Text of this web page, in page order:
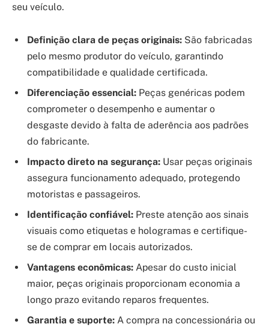
seu veículo.
Definição clara de peças originais: São fabricadas
pelo mesmo produtor do veículo, garantindo
compatibilidade e qualidade certificada.
Diferenciação essencial: Peças genéricas podem
comprometer o desempenho e aumentar o
desgaste devido à falta de aderência aos padrões
do fabricante.
Impacto direto na segurança: Usar peças originais
assegura funcionamento adequado, protegendo
motoristas e passageiros.
Identificação confiável: Preste atenção aos sinais
visuais como etiquetas e hologramas e certifique-
se de comprar em locais autorizados.
Vantagens econômicas: Apesar do custo inicial
maior, peças originais proporcionam economia a
longo prazo evitando reparos frequentes.
Garantia e suporte: A compra na concessionária ou